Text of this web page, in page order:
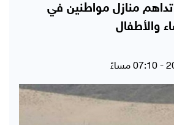
تداهم منازل مواطنين في
والأطفال